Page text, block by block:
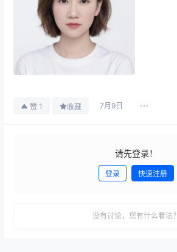
赞 1 收藏 7月9日
请先登录！
登录 快速注册
没有讨论，您有什么看法？